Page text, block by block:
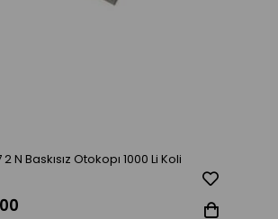
N Baskısız Otokopı 1000 Li Koli